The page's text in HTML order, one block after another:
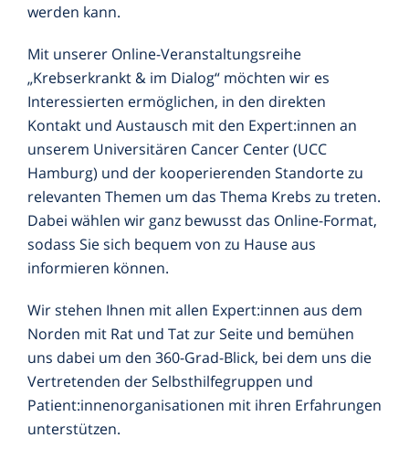
Informationen rund um Krebs
Patient:innengeschichten
Aus der onkologischen Forschung
Videos
werden kann.
Mit unserer Online-Veranstaltungsreihe
„Krebserkrankt & im Dialog“ möchten wir es
Interessierten ermöglichen, in den direkten
Kontakt und Austausch mit den Expert:innen an
unserem Universitären Cancer Center (UCC
Hamburg) und der kooperierenden Standorte zu
relevanten Themen um das Thema Krebs zu treten.
Dabei wählen wir ganz bewusst das Online-Format,
sodass Sie sich bequem von zu Hause aus
informieren können.
Wir stehen Ihnen mit allen Expert:innen aus dem
Norden mit Rat und Tat zur Seite und bemühen
uns dabei um den 360-Grad-Blick, bei dem uns die
Vertretenden der Selbsthilfegruppen und
Patient:innenorganisationen mit ihren Erfahrungen
unterstützen.